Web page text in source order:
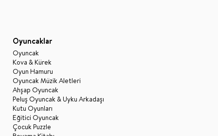
Oyuncaklar
Oyuncak
Kova & Kürek
Oyun Hamuru
Oyuncak Müzik Aletleri
Ahşap Oyuncak
Peluş Oyuncak & Uyku Arkadaşı
Kutu Oyunları
Eğitici Oyuncak
Çocuk Puzzle